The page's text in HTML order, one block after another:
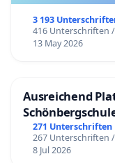
3 193
416 Unterschriften /
13 May 2026
Ausreichend
271 Unterschriften
267 Unterschriften /
8 Jul 2026